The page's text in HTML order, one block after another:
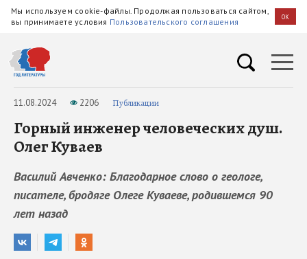
Мы используем cookie-файлы. Продолжая пользоваться сайтом,
вы принимаете условия Пользовательского соглашения OK
11.08.2024 2206 Публикации
Горный инженер человеческих душ.
Олег Куваев
Василий Авченко: Благодарное слово о геологе,
писателе, бродяге Олеге Куваеве, родившемся 90
лет назад